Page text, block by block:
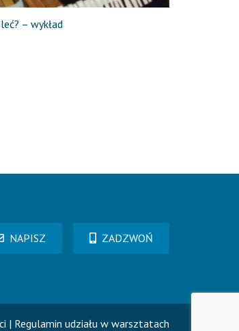
– wykład
NAPISZ ZADZWOŃ
| Regulamin udziału w warsztatach